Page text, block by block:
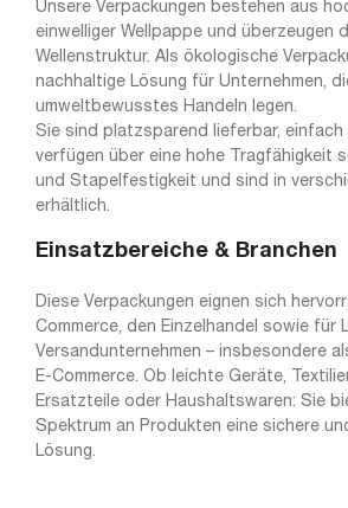
Unsere Verpackungen bestehen aus
einwelliger Wellpappe und überzeugen
Wellenstruktur. Als ökologische
nachhaltige Lösung für Unternehmen,
umweltbewusstes Handeln legen.
Sie sind platzsparend lieferbar, einfach
verfügen über eine hohe Tragfähigkeit
und Stapelfestigkeit und sind in
erhältlich.
Einsatzbereiche & Branchen
Diese Verpackungen eignen sich
Commerce, den Einzelhandel sowie für
Versandunternehmen – insbesondere
E-Commerce. Ob leichte Geräte,
Ersatzteile oder Haushaltswaren: Sie
Spektrum an Produkten eine sichere
Lösung.